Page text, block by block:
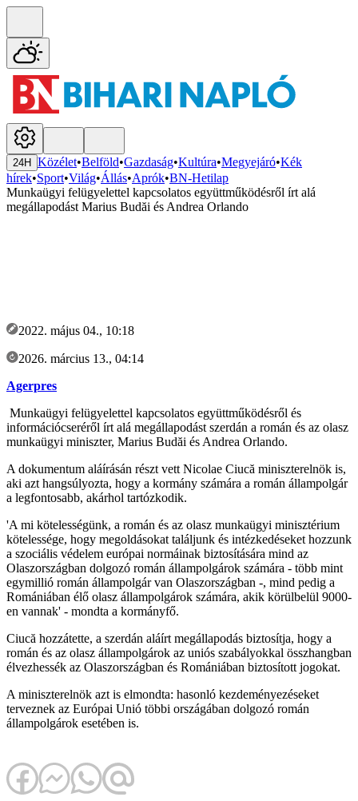
24H Közélet•Belföld•Gazdaság•Kultúra•Megyejáró•Kék
hírek•Sport•Világ•Állás•Aprók•BN-Hetilap
Munkaügyi felügyelettel kapcsolatos együttműködésről írt alá
megállapodást Marius Budăi és Andrea Orlando
2022. május 04., 10:18
2026. március 13., 04:14
Agerpres
Munkaügyi felügyelettel kapcsolatos együttműködésről és
információcseréről írt alá megállapodást szerdán a román és az olasz
munkaügyi miniszter, Marius Budăi és Andrea Orlando.
A dokumentum aláírásán részt vett Nicolae Ciucă miniszterelnök is,
aki azt hangsúlyozta, hogy a kormány számára a román állampolgár
a legfontosabb, akárhol tartózkodik.
'A mi kötelességünk, a román és az olasz munkaügyi minisztérium
kötelessége, hogy megoldásokat találjunk és intézkedéseket hozzunk
a szociális védelem európai normáinak biztosítására mind az
Olaszországban dolgozó román állampolgárok számára - több mint
egymillió román állampolgár van Olaszországban -, mind pedig a
Romániában élő olasz állampolgárok számára, akik körülbelül 9000-
en vannak' - mondta a kormányfő.
Ciucă hozzátette, a szerdán aláírt megállapodás biztosítja, hogy a
román és az olasz állampolgárok az uniós szabályokkal összhangban
élvezhessék az Olaszországban és Romániában biztosított jogokat.
A miniszterelnök azt is elmondta: hasonló kezdeményezéseket
terveznek az Európai Unió többi országában dolgozó román
állampolgárok esetében is.